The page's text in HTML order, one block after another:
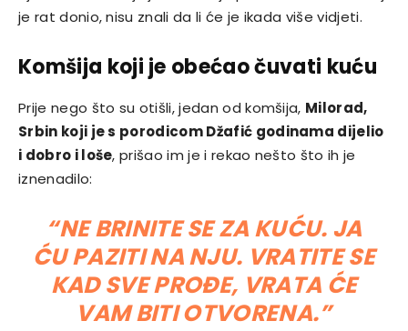
je rat donio, nisu znali da li će je ikada više vidjeti.
Komšija koji je obećao čuvati kuću
Prije nego što su otišli, jedan od komšija, Milorad,
Srbin koji je s porodicom Džafić godinama dijelio
i dobro i loše, prišao im je i rekao nešto što ih je
iznenadilo:
“NE BRINITE SE ZA KUĆU. JA
ĆU PAZITI NA NJU. VRATITE SE
KAD SVE PROĐE, VRATA ĆE
VAM BITI OTVORENA.”